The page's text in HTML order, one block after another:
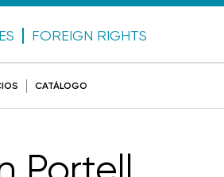
FOREIGN RIGHTS
CATÁLOGO